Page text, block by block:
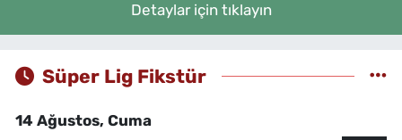
Detaylar için tıklayın
Süper Lig Fikstür
14 Ağustos, Cuma